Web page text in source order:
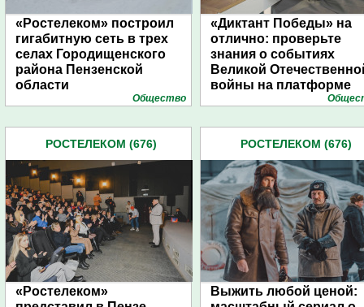
«Ростелеком» построил
гигабитную сеть в трех
селах Городищенского
района Пензенской
области
Общество
«Диктант Победы» на
отлично: проверьте
знания о событиях
Великой
войны на платформе
«Ростелеком. Лицей»
РОСТЕЛЕКОМ (676)
«Ростелеком»
РОСТЕЛЕКОМ (676)
Выжить любой ценой: